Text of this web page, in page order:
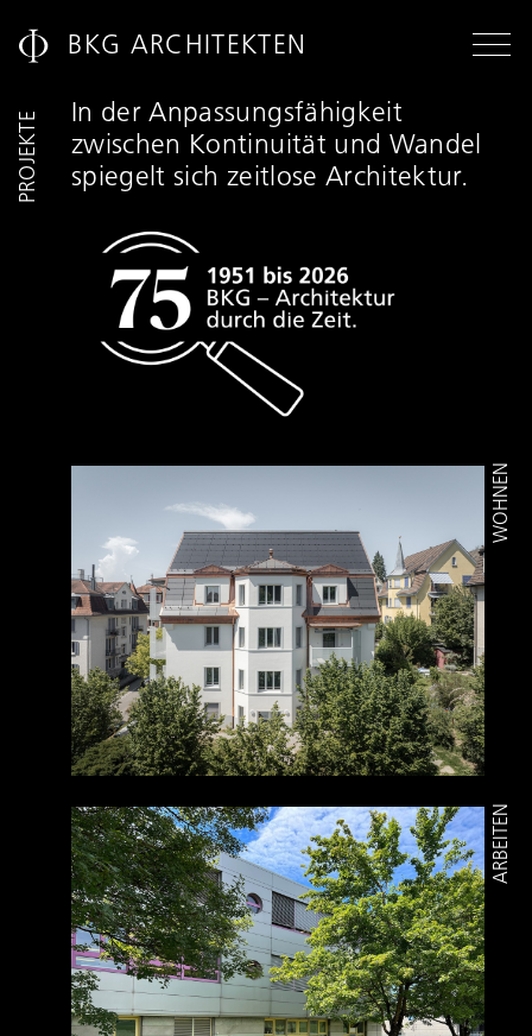
BKG ARCHITEKTEN
MENÜ
Projekte
Werkliste
Über uns
Inspiration
75 JAHRE
PROJEKTE
In der Anpassungsfähigkeit
zwischen Kontinuität und Wandel
spiegelt sich zeitlose Architektur.
WOHNEN
PROJEKTÜBERSICHT
ARBEITEN
PROJEKTÜBERSICHT